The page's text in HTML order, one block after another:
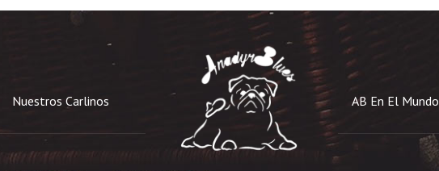
Nuestros Carlinos AB En El Mundo